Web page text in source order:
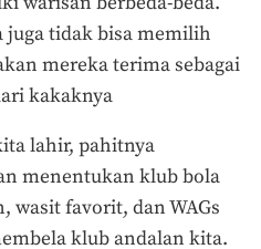
juga tidak bisa memilih
mereka terima sebagai
kakaknya
lahir, pahitnya
menentukan klub bola
wasit favorit, dan WAGs
klub andalan kita.